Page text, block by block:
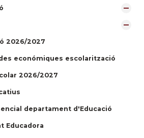
2026/2027
económiques escolarització
2026/2027
departament d'Educació
Educadora